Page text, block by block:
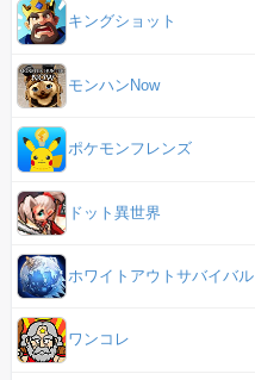
キングショット
モンハンNow
ポケモンフレンズ
ドット異世界
ホワイトアウトサバイバル
ワンコレ